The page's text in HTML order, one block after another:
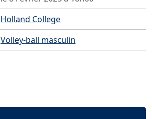
Holland College
Volley-ball masculin